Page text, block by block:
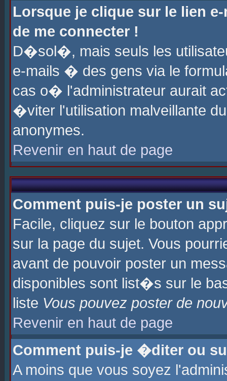
Lorsque je clique sur le lien
de me connecter !
D�sol�, mais seuls les
e-mails � des gens via le
cas o� l'administrateur aurait
�viter l'utilisation malveillante
anonymes.
Revenir en haut de page
Comment puis-je poster un
Facile, cliquez sur le bouton
sur la page du sujet. Vous
avant de pouvoir poster un
disponibles sont list�s sur le
liste Vous pouvez poster de
Revenir en haut de page
Comment puis-je �diter ou
A moins que vous soyez